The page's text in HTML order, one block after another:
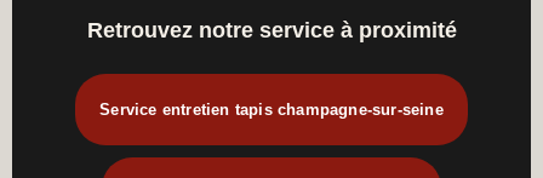
Retrouvez notre service à proximité
Service entretien tapis champagne-sur-seine